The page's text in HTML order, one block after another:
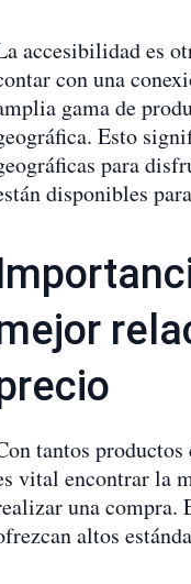
accesibilidad es
con una
gama de
Esto
para
disponibles
tantos
vital encontrar la
una compra.
altos